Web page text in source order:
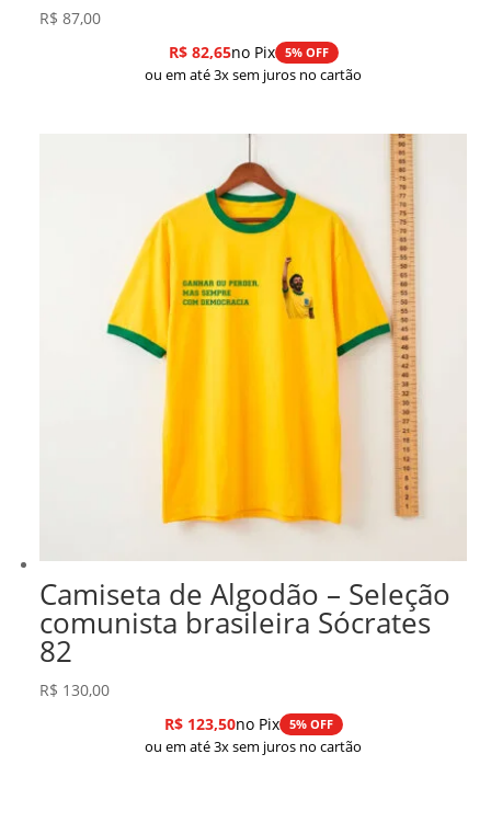
R$ 87,00
R$82,65no Pix 5% OFF
ou em até 3x sem juros no cartão
Camiseta de Algodão – Seleção
comunista brasileira Sócrates
82
R$ 130,00
R$123,50no Pix 5% OFF
ou em até 3x sem juros no cartão